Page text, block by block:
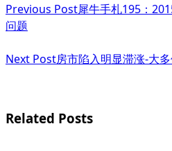
class="nav-
screen-
text">Page</span>
Previous Post犀牛手札195：
问题
Next Post房市陷入明显滞涨-大
Related Posts